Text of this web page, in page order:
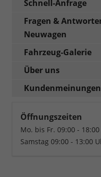
Schnell-Anfrage
Fragen &
Neuwagen
Fahrzeug-Galerie
Über uns
Kundenmeinungen
Öffnungszeiten
Mo. bis Fr. 09:00 -
Samstag 09:00 - 13:00